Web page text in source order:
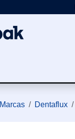
Marcas Dentaflux